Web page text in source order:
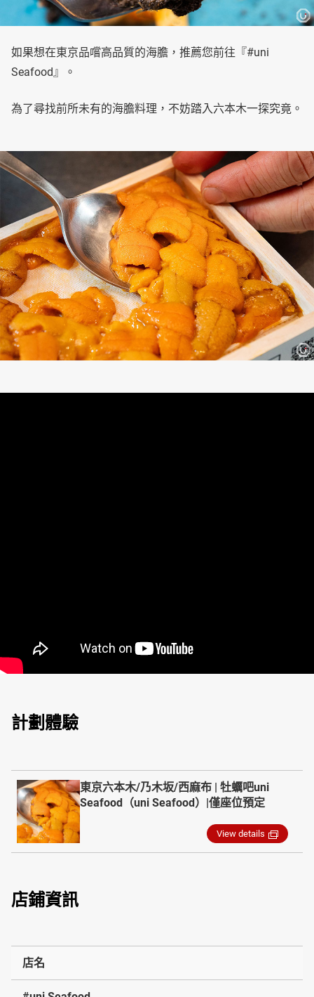
如果想在東京品嚐高品質的海膽，推薦您前往『#uni
Seafood』。
為了尋找前所未有的海膽料理，不妨踏入六本木一探究竟。
計劃體驗
東京六本木/乃木坂/西麻布 | 牡蠣吧uni
Seafood（uni Seafood）|僅座位預定
View details
店鋪資訊
店名